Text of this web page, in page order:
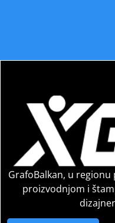
GrafoBalkan, u
proizvodnjom i